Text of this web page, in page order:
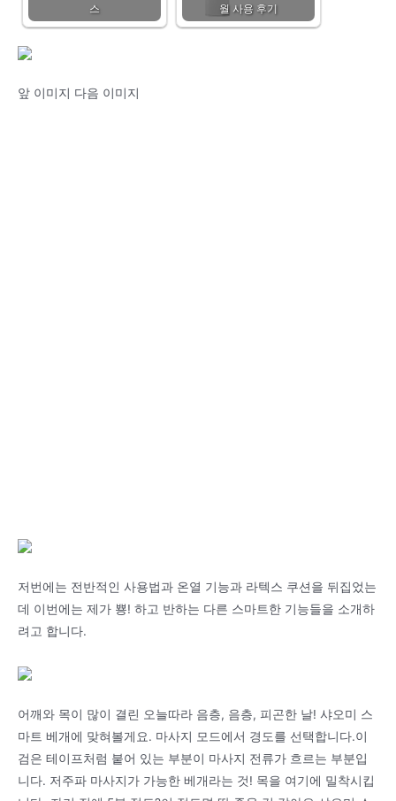
스
월 사용 후기
앞 이미지 다음 이미지
저번에는 전반적인 사용법과 온열 기능과 라텍스 쿠션을 뒤집었는
데 이번에는 제가 뿅! 하고 반하는 다른 스마트한 기능들을 소개하
려고 합니다.
어깨와 목이 많이 결린 오늘따라 음층, 음층, 피곤한 날! 샤오미 스
마트 베개에 맞혀볼게요. 마사지 모드에서 경도를 선택합니다.이
검은 테이프처럼 붙어 있는 부분이 마사지 전류가 흐르는 부분입
니다. 저주파 마사지가 가능한 베개라는 것! 목을 여기에 밀착시킵